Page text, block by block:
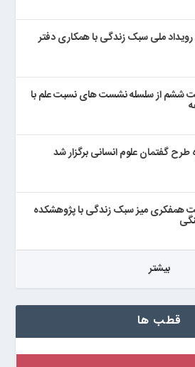
رویداد ملی سبک زندگی با همکاری دفتر
ششم از سلسله نشست های نسبت علم با
گفتمان علوم انسانی برگزار شد
همفکری میز سبک زندگی با پژوهشکده
بيشتر
قطب ها